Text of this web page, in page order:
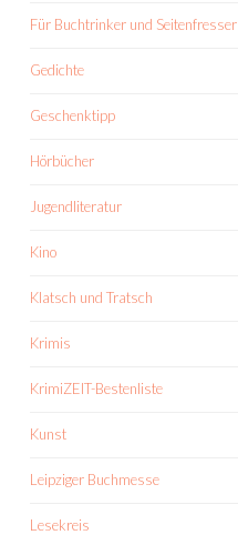
Für Buchtrinker und Seitenfresser
Gedichte
Geschenktipp
Hörbücher
Jugendliteratur
Kino
Klatsch und Tratsch
Krimis
KrimiZEIT-Bestenliste
Kunst
Leipziger Buchmesse
Lesekreis